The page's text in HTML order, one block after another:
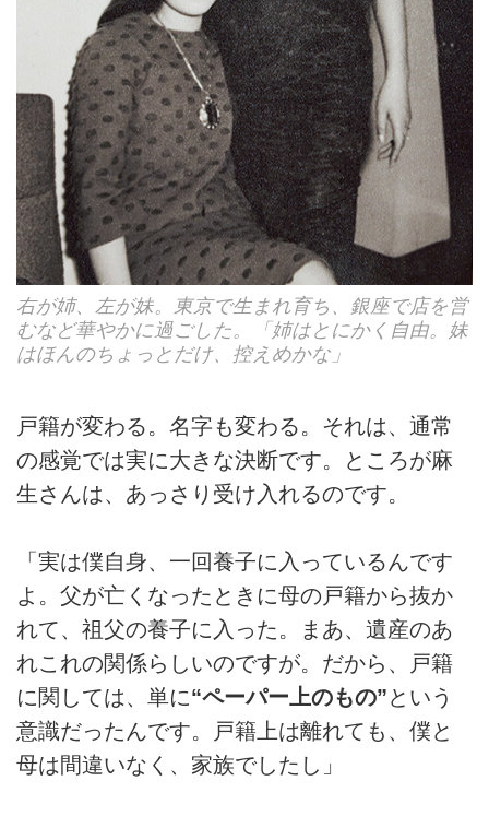
右が姉、左が妹。東京で生まれ育ち、銀座で店を営
むなど華やかに過ごした。「姉はとにかく自由。妹
はほんのちょっとだけ、控えめかな」
戸籍が変わる。名字も変わる。それは、通常
の感覚では実に大きな決断です。ところが麻
生さんは、あっさり受け入れるのです。
「実は僕自身、一回養子に入っているんです
よ。父が亡くなったときに母の戸籍から抜か
れて、祖父の養子に入った。まあ、遺産のあ
れこれの関係らしいのですが。だから、戸籍
に関しては、単に“ペーパー上のもの”という
意識だったんです。戸籍上は離れても、僕と
母は間違いなく、家族でしたし」